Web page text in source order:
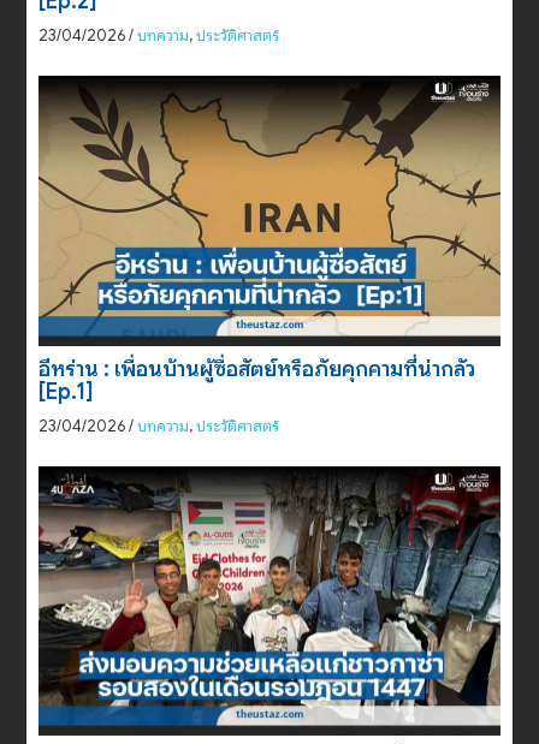
23/04/2026/บทความ,ประวัติศาสตร์
อีหร่าน : เพื่อนบ้านผู้ซื่อสัตย์หรือภัยคุกคามที่น่ากลัว
[Ep.1]
23/04/2026/บทความ,ประวัติศาสตร์